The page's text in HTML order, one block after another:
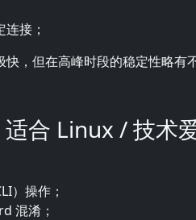
接；
，但在高峰时段的稳定性略有不
合 Linux / 技术
）操作；
混淆；